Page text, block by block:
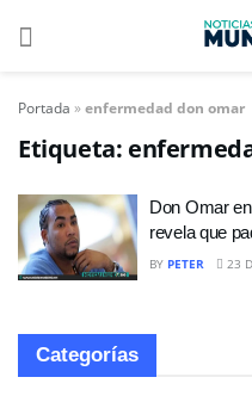
Portada »enfermedad don omar
Etiqueta:
Don Omar
revela que
BY PETER 23
Categorías